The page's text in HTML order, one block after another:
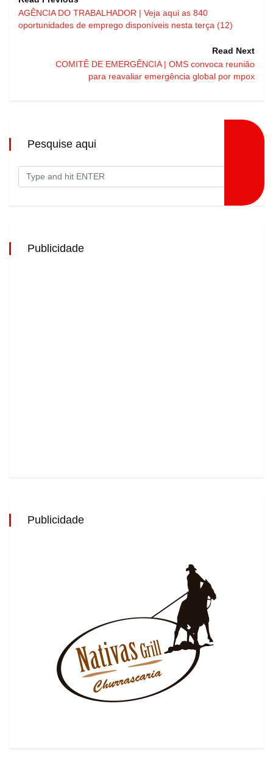
AGÊNCIA DO TRABALHADOR | Veja aqui as 840
oportunidades de emprego disponíveis nesta terça (12)
Read Next
COMITÊ DE EMERGÊNCIA | OMS convoca reunião
para reavaliar emergência global por mpox
Pesquise aqui
Publicidade
Publicidade